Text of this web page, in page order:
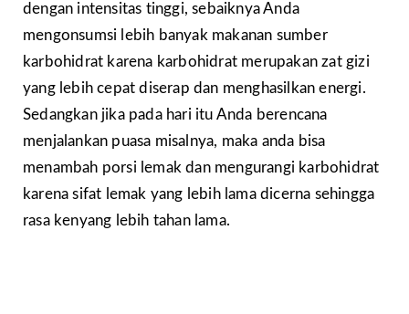
dengan intensitas tinggi, sebaiknya Anda
mengonsumsi lebih banyak makanan sumber
karbohidrat karena karbohidrat merupakan zat gizi
yang lebih cepat diserap dan menghasilkan energi.
Sedangkan jika pada hari itu Anda berencana
menjalankan puasa misalnya, maka anda bisa
menambah porsi lemak dan mengurangi karbohidrat
karena sifat lemak yang lebih lama dicerna sehingga
rasa kenyang lebih tahan lama.